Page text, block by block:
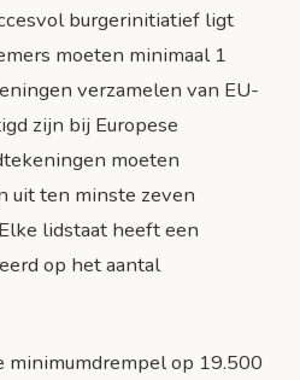
burgerinitiatief ligt
moeten minimaal 1
verzamelen van EU-
zijn bij Europese
moeten
uit ten minste zeven
lidstaat heeft een
op het aantal
minimumdrempel op 19.500